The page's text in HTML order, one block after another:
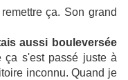
ça. Son grand
aussi bouleversée
ça s'est passé juste à
inconnu. Quand je